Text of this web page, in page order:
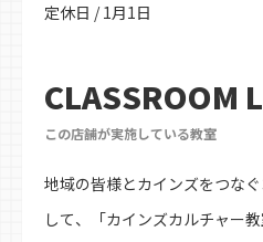
定休日 / 1月1日
CLASSROOM
この店舗が実施している教室
地域の皆様とカインズをつな
して、「カインズカルチャー